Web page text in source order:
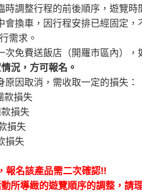
調整行程的前後順序，遊覽時
換車，因行程安排已經固定
需求。
免費送飯店（開羅市區內）
況，方可報名。
因取消，需收取一定的損失：
款損失
損失
損失
損失
報名該產品需二次確認!!
所導緻的遊覽順序的調整，請